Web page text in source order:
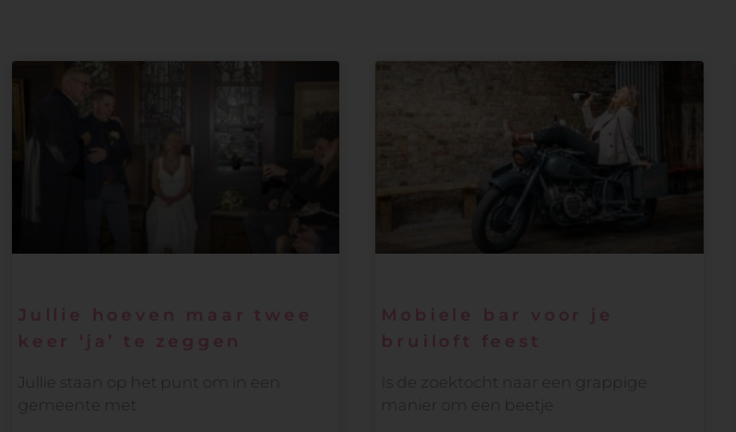
Jullie hoeven maar twee
keer ‘ja’ te zeggen
Jullie staan op het punt om in een
gemeente met
Mobiele bar voor je
bruiloft feest
Is de zoektocht naar een grappige
manier om een beetje